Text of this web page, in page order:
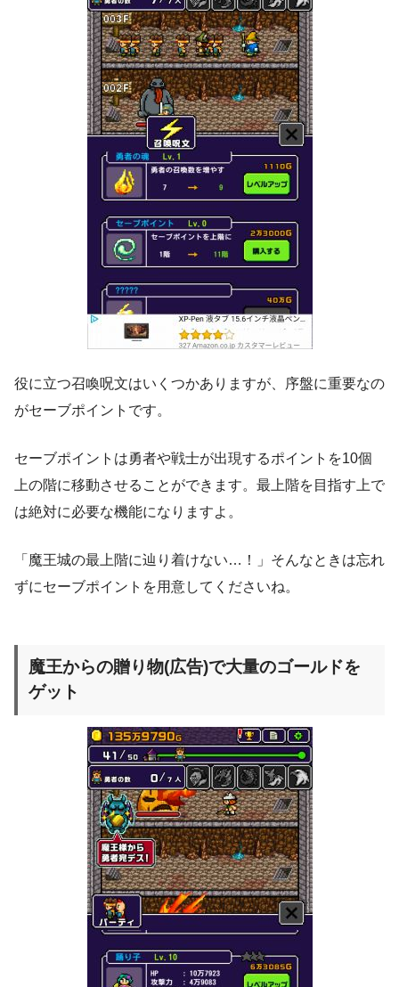
役に立つ召喚呪文はいくつかありますが、序盤に重要なの
がセーブポイントです。
セーブポイントは勇者や戦士が出現するポイントを10個
上の階に移動させることができます。最上階を目指す上で
は絶対に必要な機能になりますよ。
「魔王城の最上階に辿り着けない…！」そんなときは忘れ
ずにセーブポイントを用意してくださいね。
魔王からの贈り物(広告)で大量のゴールドを
ゲット